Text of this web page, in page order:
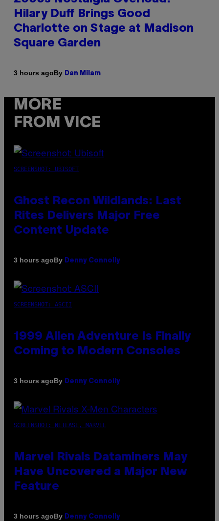
Hilary Duff Brings Good
Charlotte on Stage at Madison
Square Garden
3 hours agoBy Dan Milam
MORE
FROM VICE
SCREENSHOT: UBISOFT
Ghost Recon Wildlands: Last
Rites Delivers Major Free
Content Update
3 hours agoBy Denny Connolly
SCREENSHOT: ASCII
1999 Alien Adventure Is Finally
Coming to Modern Consoles
3 hours agoBy Denny Connolly
SCREENSHOT: NETEASE, MARVEL
Marvel Rivals Dataminers May
Have Uncovered a Major New
Feature
3 hours agoBy Denny Connolly